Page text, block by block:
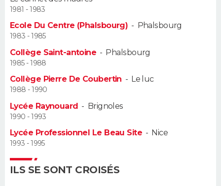
VOYAGE
BONS PLANS
CARTE DE VOEUX
Carte de Noël
Carte Bonne année
Carte Saint-Valentin
Carte Pâques
Carte d'anniversaire
DICTIONNAIRE
Dictionnaire
Biographies
Citations
Expressions
Proverbes
PROGRAMME TV
1981 - 1983
Ecole Du Centre (Phalsbourg) - Phalsbourg
1983 - 1985
Collège Saint-antoine - Phalsbourg
1985 - 1988
Collège Pierre De Coubertin - Le luc
1988 - 1990
Lycée Raynouard - Brignoles
1990 - 1993
Lycée Professionnel Le Beau Site - Nice
1993 - 1995
ILS SE SONT CROISÉS